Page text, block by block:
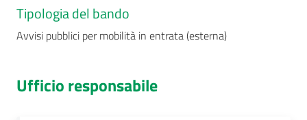
Tipologia del bando
Avvisi pubblici per mobilità in entrata (esterna)
Ufficio responsabile